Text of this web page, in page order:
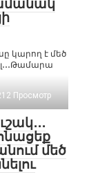
կարող է մեծ
Просмотр
մեծ